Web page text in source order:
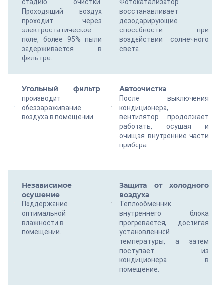
стадию очистки.
Проходящий воздух
проходит через
электростатическое
поле, более 95% пыли
задерживается в
фильтре.
Фотокатализатор
восстанавливает
дезодарирующие
способности при
воздействии солнечного
света.
Угольный фильтр
производит
обеззараживание
воздуха в помещении.
Автоочистка
После выключения
кондиционера,
вентилятор продолжает
работать, осушая и
очищая внутренние части
прибора
Независимое
осушение
Поддержание
оптимальной
влажности в
помещении.
Защита от холодного
воздуха
Теплообменник
внутреннего блока
прогревается, достигая
установленной
температуры, а затем
поступает из
кондиционера в
помещение.